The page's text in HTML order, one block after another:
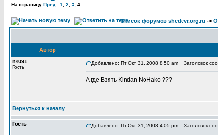
На страницу Пред. 1 2 3 4
Список форумов shedevr.org.ru ->
Автор
h4091
Гость
Добавлено: Пт Окт 31, 2008 8:50 am Заголовок
А где Взять Kindan NoHako ???
Вернуться к началу
Гость Добавлено: Пт Окт 31, 2008 4:05 pm Заголовок